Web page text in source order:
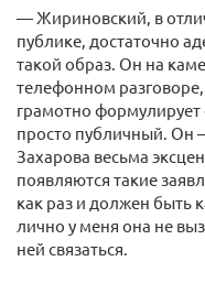
— Жириновский, в
публике, достаточно
такой образ. Он на
телефонном
грамотно формулирует
просто публичный. Он
Захарова весьма
появляются такие
как раз и должен быть
лично у меня она не
ней связаться.